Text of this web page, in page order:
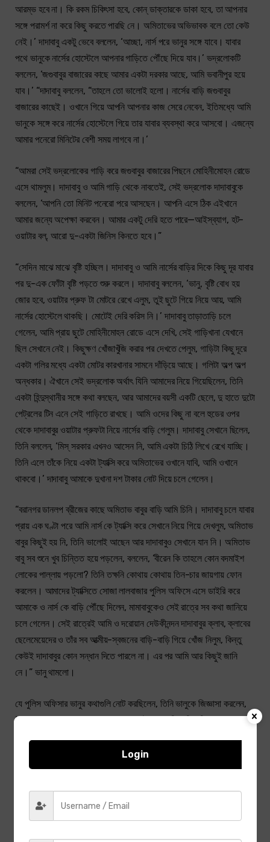
আরম্ভ হবে না। কি রকম চিকিৎসা হবে, কোন্ ডাক্তারকে ডাকা হবে, তা আপনার
সঙ্গে পরামর্শ না করে কিছু করতে পারছি নে। অমিতাভের অভিভাবক বলে তো কেউ
নেই।’ দাদাবাবু একটু ভেবে বললেন, ‘আচ্ছা, নার্স পরে ভানুর সঙ্গে যাবে। যাবার
পথে ভানুকে নার্সের হোস্টেলে আপনার গাড়িতে পৌঁছে দিয়ে যাব।’ ভদ্রলোকটি
বললেন, ‘জগুবাবুর বাজারের কাছে আমার একটা দরকার আছে, আমি ভবানীপুর হয়ে
যাব।’ “দাদাবাবু বললেন, “তাহলে তো ভালোই হলো। নার্সের বাড়ি জগুবাবুর
বাজারের কাছেই। ওখানে গিয়ে আপনি আপনার কাজ সেরে নেবেন, ইতিমধ্যে আমি
ভানুকে সঙ্গে করে নার্সের হোস্টেলে গিয়ে তার যাবার ব্যবস্থা করে আসবো। এজন্যে
আমার পনেরো মিনিটের বেশী সময় লাগবে না।’
“আমরা সেই ভদ্রলোকের গাড়ি করে জগুবাবুর বাজারের পিছনে মোহিনীমোহন রোডে
এসে থামলুম। দাদাবাবু ও আমি গাড়ি থেকে নাবতেই, সেই ভদ্রলোক দাদাবাবুকে
বললেন, ‘আপনি তো মিনিট পনেরো পরে আসছেন। আপনি এসে ঠিক এইখানে
আমার জন্যে অপেক্ষা করবেন। আমার একটু দেরি হতে পারে—আইস্‌ব্যাগ, হট-
ওয়াটার বল্, আরো দু-একটা জিনিস কিনতে হবে।”
“সেদিন মাঝে মাঝে বৃষ্টি হচ্ছিল। দাদাবাবু ও আমি নার্সের বাড়ির দিকে কিছু দূর যাবার
পর দু-এক ফোঁটা বৃষ্টি পড়তে শুরু করলে। দাদাবাবু বললেন, ‘ভানু, বৃষ্টি বোধ হয়
জোর হবে, ওয়াটার প্রুফ টা মোটরে রেখে এলুম, তুই ছুটে গিয়ে নিয়ে আয়, আমি
নার্সের হোস্টেলে থাকছি। মোটেই দেরি করিস নি।’ দাদাবাবু তাড়াতাড়ি চলে
গেলেন, আমি প্রায় ছুটে মোহিনীমোহন রোডে এসে দেখি, সেই গাড়িখানা যেখানে
ছিল সেখানে নেই। কিছুক্ষণ খোঁজাখুঁজি করার পর দেখতে পেলুম, গাড়িটা কিছু দূরে
একটা গলির মধ্যে একটা মোটর কারখানার সামনে দাঁড়িয়ে আছে। গলিটা অল্প অল্প
অন্ধকার। ঐখানে সেই ভদ্রলোক অর্থাৎ যিনি আমাদের নিয়ে গিয়েছিলেন, তিনি
একটা হিন্দুস্থানীর সঙ্গে কথা বলছেন, আর আমাদের বয়সী একটি ছেলে, দু হাতে দুটো
পেট্রলের টিন এনে সেই গাড়িতে রাখছে। আমি ওদের কিছু না বলে হুডের ওপর
থেকে দাদাবাবুর ওয়াটার প্রুফটা নিয়ে নার্সের বাড়ি গেলুম। দাদাবাবু সেখানে ছিলেন,
তিনি বললেন, ‘মিস্ সরকার এখনও আসেন নি, আমি একটা চিঠি লিখে রেখে যাচ্ছি।
তিনি এলে তাঁকে নিয়ে একটা ট্যাক্সি করে অমিতাভের ওখানে যাবি, আমি ওখানে
থাকবো।’ দাদাবাবু আমাকে দুখানা দশ টাকার নোট দিয়ে চলে গেলেন।
“বরানগর ডানলপ ব্রীজের কাছে অমিতাভ বাবুর বাড়ি আমি চিনি। দাদাবাবু চলে যাবার
প্রায় এক ঘণ্টা পরে আমি নার্স কে ট্যাক্সি করে সেখানে নিয়ে গিয়ে দেখলুম, অমিতাভ
বাবুর কিছুই হয় নি, তিনি ভালোই আছেন আর দাদাবাবুও সেখানে যান নি। অমিতাভ
বাবু সব শুনে খুব চিন্তিত হয়ে পড়লেন, বললেন, ‘বীরেন কি তাহলে কোন বদমাইশ
লোকের পাল্লায় পড়লো? তিনি তক্ষনি কোথায় কোথায় তিন-চার জায়গায় ফোন
করলেন। আমাদের ট্যাক্সিতে সোজা লালবাজার পুলিস অফিসে এসে ডাইরি করে
আমাকে ও নার্স কে বাড়ি পৌঁছে দিলেন, মামাবাবুকেও সেই রাত্রে সব কথা জানিয়ে
চলে গেলেন। সেই রাত্রেই আমি ও দরোয়ান দেউকীনন্দন দাদাবাবুর ক্লাব, ক্লাবের
ছেলেমেয়েদের ও তাঁর সব আত্মীয়-স্বজনের বাড়ি-বাড়ি গিয়ে খোঁজ নিলুম, কিন্তু
কেউই দাদাবাবুর কোন সন্ধান দিতে পারলে না। এর পর আমি আর কিছুই জানি
নে।” ভানু থামলো।
যে পুলিস অফিসার ভানুর কথাগুলি নোট করছিলেন, তিনি ভালুকে জিজ্ঞাসা করলেন,
“আচ্ছা, যে ভদ্রলোক তোমার দাদাবাবুকে মোটরে করে নিয়ে গিয়েছিল, তাকে দেখতে
ভানু উত্তর দিলে, “লোকটি দেখতে সাধু-সন্ন্যাসীর মতো; হলদে রংয়ের জামাকাপড়
তা বলতে পারি নে, তবে দাদাবাবুর চেয়ে অনেক বড় কিন্তু বুড়ো নয়—–বেশ জোয়ান,
Login